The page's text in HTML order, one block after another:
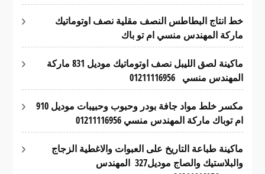
خط انتاج البطاطس النصف مقلية نصف اوتوماتيك
ماركة المهندس منسي ام تو باك
ماكينة لصق الليبل نصف اوتوماتيك موديل 831 ماركة
المهندس منسي 01211116956
مكسر خلط مواد جافة بودر وحبوب وحبيبات موديل 910
ام توباك ماركة المهندس منسي 01211116956
ماكينة طباعة التاريخ على العبوات والاغطية الزجاج
والبلاستيك والصاج موديل327 المهندس